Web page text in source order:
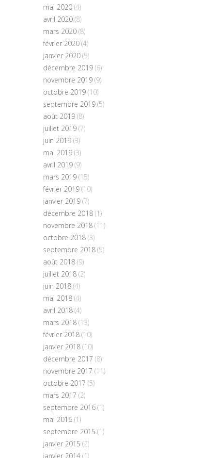
mai 2020 (4)
avril 2020 (8)
mars 2020 (8)
février 2020 (4)
janvier 2020 (5)
décembre 2019 (6)
novembre 2019 (9)
octobre 2019 (10)
septembre 2019 (5)
août 2019 (8)
juillet 2019 (7)
juin 2019 (3)
mai 2019 (3)
avril 2019 (9)
mars 2019 (15)
février 2019 (10)
janvier 2019 (7)
décembre 2018 (1)
novembre 2018 (11)
octobre 2018 (3)
septembre 2018 (5)
août 2018 (9)
juillet 2018 (2)
juin 2018 (4)
mai 2018 (4)
avril 2018 (4)
mars 2018 (13)
février 2018 (10)
janvier 2018 (10)
décembre 2017 (8)
novembre 2017 (11)
octobre 2017 (5)
mars 2017 (2)
septembre 2016 (1)
mai 2016 (1)
septembre 2015 (1)
janvier 2015 (2)
janvier 2014 (1)